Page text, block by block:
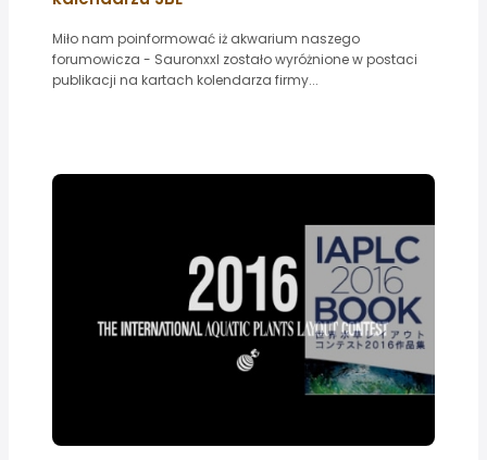
Miło nam poinformować iż akwarium naszego
forumowicza - Sauronxxl zostało wyróżnione w postaci
publikacji na kartach kolendarza firmy...